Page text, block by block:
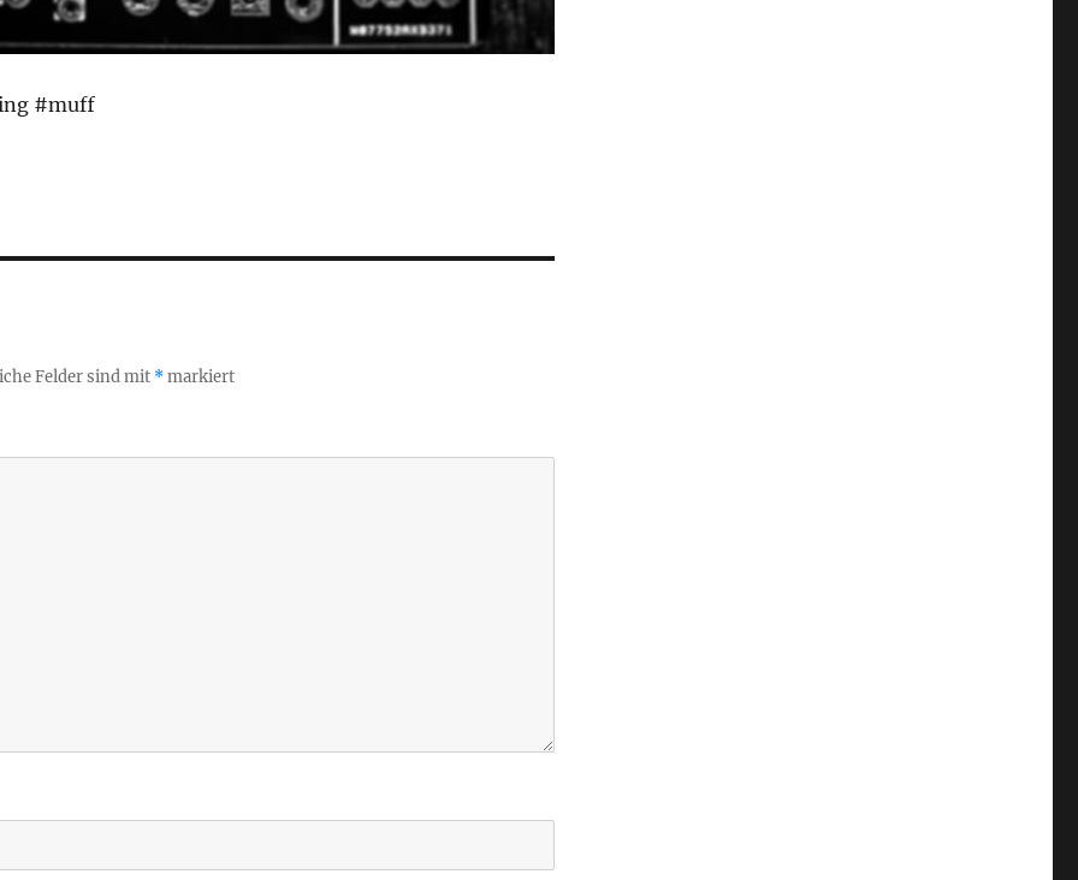
#muff
Felder sind mit *markiert